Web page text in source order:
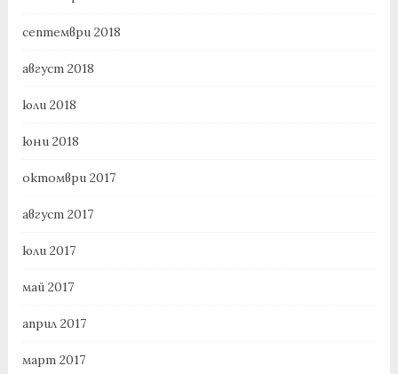
септември 2018
август 2018
юли 2018
юни 2018
октомври 2017
август 2017
юли 2017
май 2017
април 2017
март 2017